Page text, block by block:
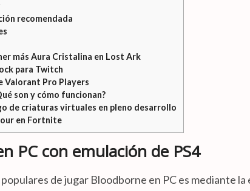
recomendada
más Aura Cristalina en Lost Ark
para Twitch
Valorant Pro Players
son y cómo funcionan?
de criaturas virtuales en pleno desarrollo
en Fortnite
PC con emulación de PS4
populares de jugar Bloodborne en PC es mediante la